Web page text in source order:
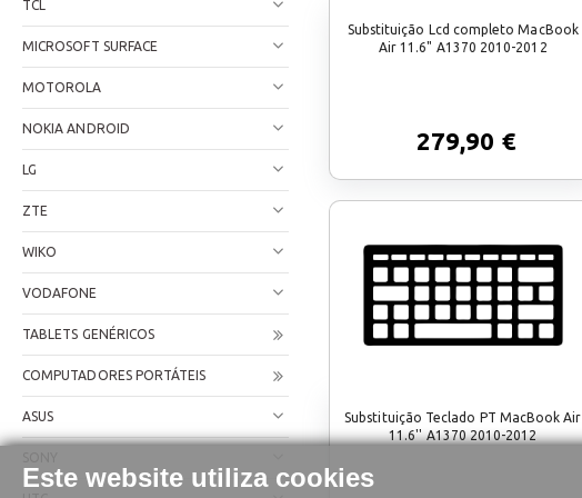
Este website utiliza cookies
TCL
MICROSOFT SURFACE
MOTOROLA
NOKIA ANDROID
LG
ZTE
WIKO
VODAFONE
TABLETS GENÉRICOS
COMPUTADORES PORTÁTEIS
ASUS
Substituição Lcd completo MacBook
Air 11.6" A1370 2010-2012
279,90 €
Substituição Teclado PT MacBook Air
11.6'' A1370 2010-2012